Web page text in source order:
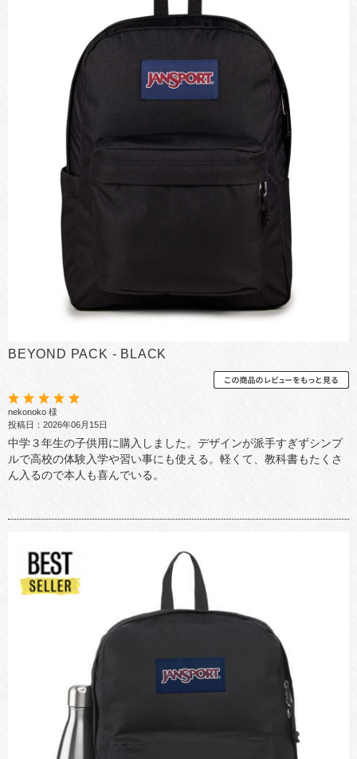
BEYOND PACK - BLACK
nekonoko 様
投稿日：2026年06月15日
中学３年生の子供用に購入しました。デザインが派手すぎずシンプ
ルで高校の体験入学や習い事にも使える。軽くて、教科書もたくさ
ん入るので本人も喜んでいる。